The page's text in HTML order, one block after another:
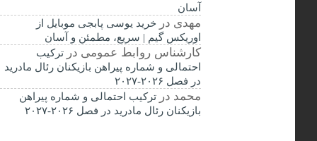
مهدیدرخرید یوسی پابجی موبایل از
اوریکس گیم | سریع، مطمئن و آسان
کارشناس روابط عمومیدر ترکیب
احتمالی و شماره پیراهن بازیکنان رئال مادرید
در فصل ۲۰۲۶-۲۰۲۷
محمددرترکیب احتمالی و شماره پیراهن
بازیکنان رئال مادرید در فصل ۲۰۲۶-۲۰۲۷